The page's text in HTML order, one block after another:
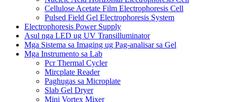
Cellulose Acetate Film Electrophoresis Cell
Pulsed Field Gel Electrophoresis System
Electrophoresis Power Supply
Asul nga LED ug UV Transilluminator
Mga Sistema sa Imaging ug Pag-analisar sa Gel
Mga Instrumento sa Lab
Pcr Thermal Cycler
Mircplate Reader
Paghugas sa Microplate
Slab Gel Dryer
Mini Vortex Mixer